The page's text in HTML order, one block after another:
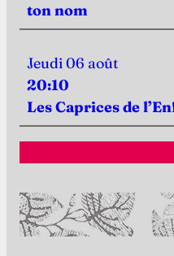
ton nom
Jeudi 06 août
20:10
Les Caprices de